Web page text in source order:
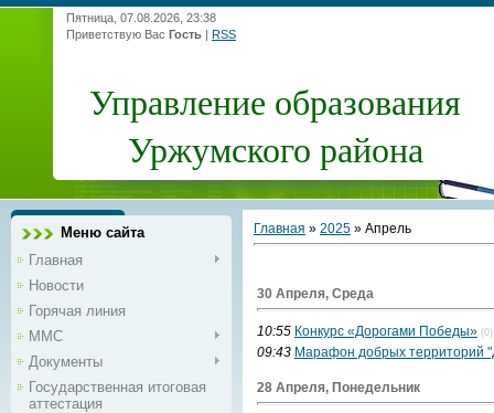
Пятница, 07.08.2026, 23:38
Приветствую Вас Гость | RSS
Управление образования
Уржумского района
Меню сайта
Главная
Новости
Горячая линия
ММС
Документы
Государственная итоговая
аттестация
Главная » 2025 » Апрель
30 Апреля, Среда
10:55 Конкурс «Дорогами Победы» (0)
09:43 Марафон добрых территорий
28 Апреля, Понедельник